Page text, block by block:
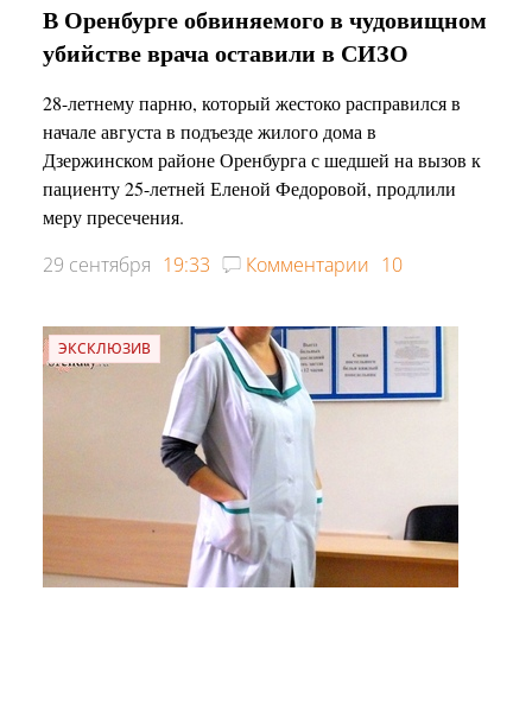
В Оренбурге обвиняемого в чудовищном
убийстве врача оставили в СИЗО
28-летнему парню, который жестоко расправился в
начале августа в подъезде жилого дома в
Дзержинском районе Оренбурга с шедшей на вызов к
пациенту 25-летней Еленой Федоровой, продлили
меру пресечения.
29 сентября 19:33 Комментарии 10
ЭКСКЛЮЗИВ